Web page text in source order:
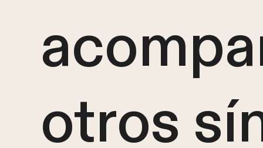
otros